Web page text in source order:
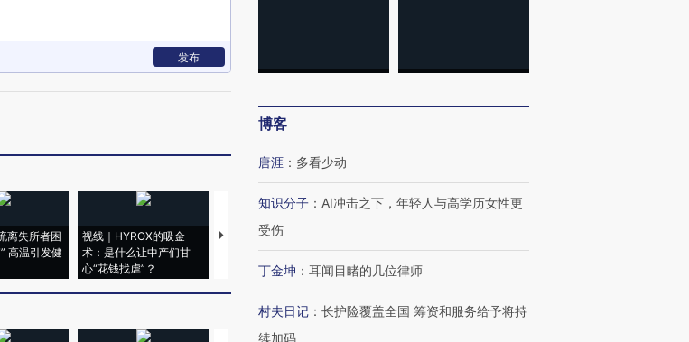
发布
离失所者困
高温引发健
视线｜HYROX的吸金
术：是什么让中产们甘
心“花钱找虐”？
马航飞行员跨国走私7万
粒摇头丸 尿检体内含3种
度Z世代 用街头抗争将教
育部长拱下台
机”？难民潮撕裂西班牙
博客
唐涯 ： 多看少动
知识分子 ： AI冲击之下，年轻人与高学历女性更
受伤
丁金坤 ： 耳闻目睹的几位律师
村夫日记 ： 长护险覆盖全国 筹资和服务给予将持
续加码